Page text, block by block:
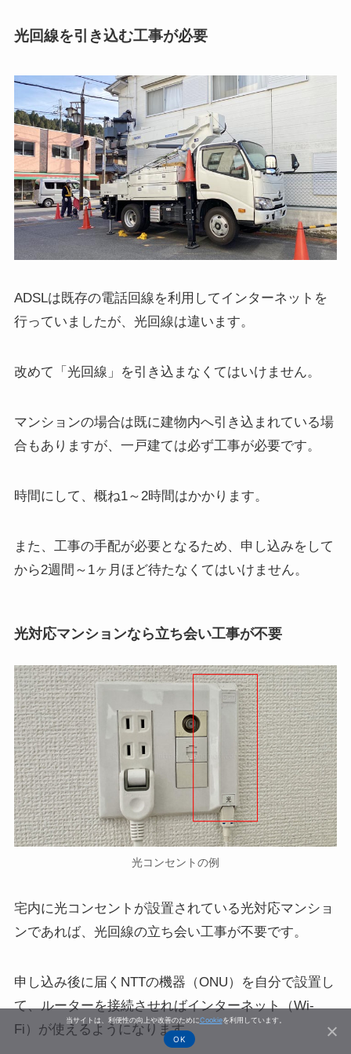
光回線を引き込む工事が必要
ADSLは既存の電話回線を利用してインターネットを
行っていましたが、光回線は違います。
改めて「光回線」を引き込まなくてはいけません。
マンションの場合は既に建物内へ引き込まれている場
合もありますが、一戸建ては必ず工事が必要です。
時間にして、概ね1～2時間はかかります。
また、工事の手配が必要となるため、申し込みをして
から2週間～1ヶ月ほど待たなくてはいけません。
光対応マンションなら立ち会い工事が不要
光コンセントの例
宅内に光コンセントが設置されている光対応マンショ
ンであれば、光回線の立ち会い工事が不要です。
申し込み後に届くNTTの機器（ONU）を自分で設置し
て、ルーターを接続させればインターネット（Wi-
Fi）が使えるようになります。
当サイトは、利便性の向上や改善のためにCookieを利用しています。
OK